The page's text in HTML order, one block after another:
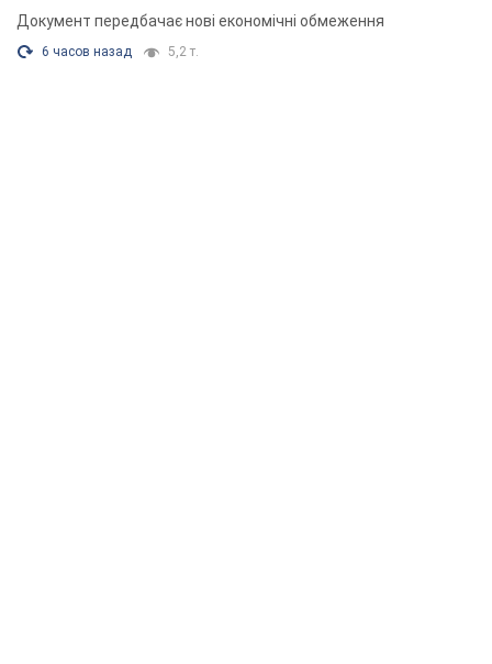
Документ передбачає нові економічні обмеження
6 часов назад 5,2 т.